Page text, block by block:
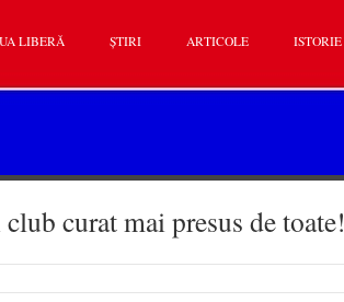
LIBERĂ ȘTIRI ARTICOLE ISTORIE
curat mai presus de toate!